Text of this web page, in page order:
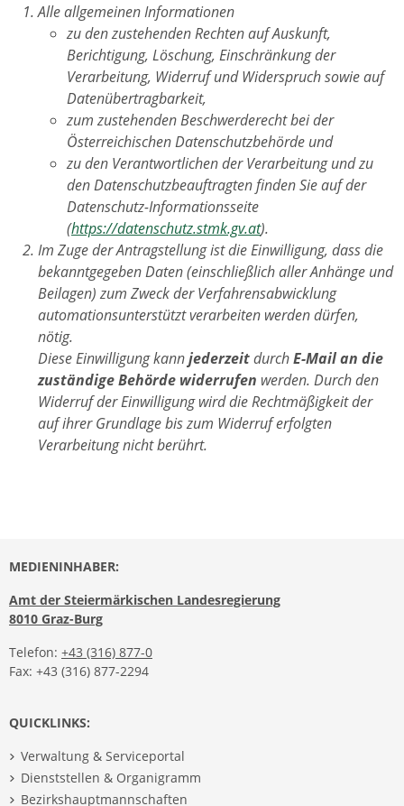
Alle allgemeinen Informationen
zu den zustehenden Rechten auf Auskunft,
Berichtigung, Löschung, Einschränkung der
Verarbeitung, Widerruf und Widerspruch sowie auf
Datenübertragbarkeit,
zum zustehenden Beschwerderecht bei der
Österreichischen Datenschutzbehörde und
zu den Verantwortlichen der Verarbeitung und zu
den Datenschutzbeauftragten finden Sie auf der
Datenschutz-Informationsseite
(https://datenschutz.stmk.gv.at).
Im Zuge der Antragstellung ist die Einwilligung, dass die
bekanntgegeben Daten (einschließlich aller Anhänge und
Beilagen) zum Zweck der Verfahrensabwicklung
automationsunterstützt verarbeiten werden dürfen,
nötig.
Diese Einwilligung kannjederzeitdurchE-Mail an die
zuständige Behörde widerrufen werden. Durch den
Widerruf der Einwilligung wird die Rechtmäßigkeit der
auf ihrer Grundlage bis zum Widerruf erfolgten
Verarbeitung nicht berührt.
MEDIENINHABER:
Amt der Steiermärkischen Landesregierung
8010 Graz-Burg
Telefon: +43 (316) 877-0
Fax: +43 (316) 877-2294
QUICKLINKS:
Verwaltung & Serviceportal
Dienststellen & Organigramm
Bezirkshauptmannschaften